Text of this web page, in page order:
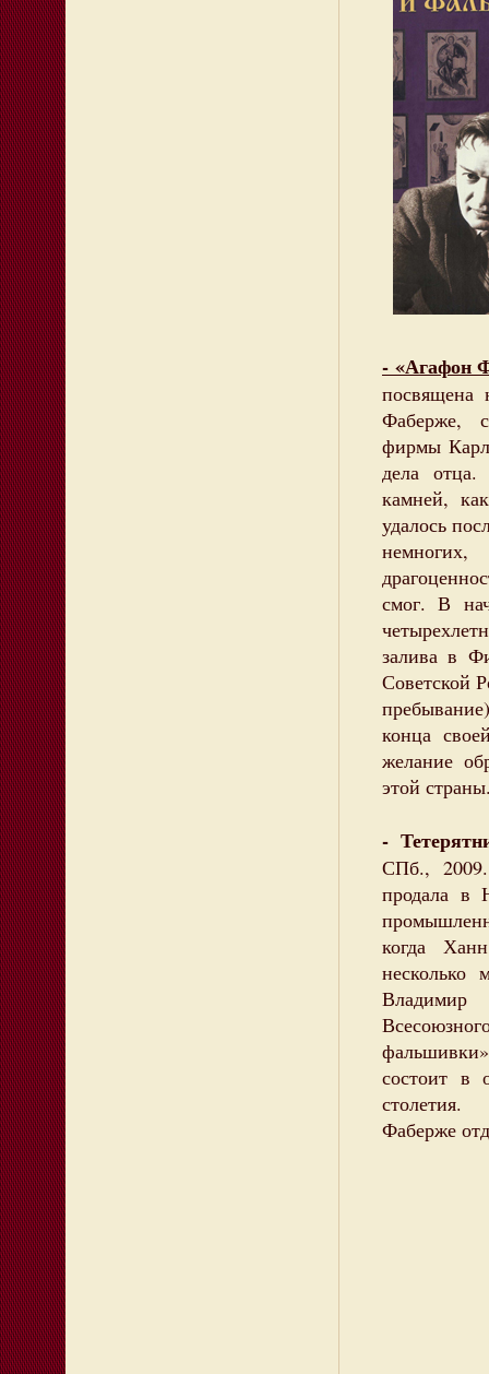
- «Агафон
посвящена
Фаберже,
фирмы
дела отца.
камней,
удалось
смог. В
залива в
Советской
конца
желание
этой
-
СПб.,
продала в
когда
несколько
Владимир
состоит в
столетия.
Фаберже